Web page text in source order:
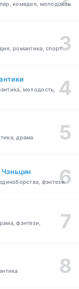
комедия, молодость
романтика, спорт
молодость,
драма
фэнтези
фэнтези,